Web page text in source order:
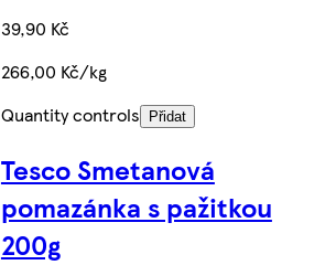
39,90 Kč
266,00 Kč/kg
Quantity controls
Přidat
Tesco Smetanová
pomazánka s pažitkou
200g